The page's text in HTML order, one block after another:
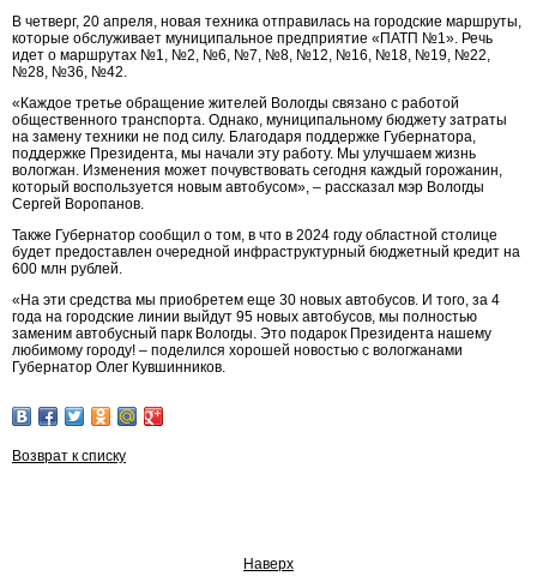
В четверг, 20 апреля, новая техника отправилась на городские маршруты,
которые обслуживает муниципальное предприятие «ПАТП №1». Речь
идет о маршрутах №1, №2, №6, №7, №8, №12, №16, №18, №19, №22,
№28, №36, №42.
«Каждое третье обращение жителей Вологды связано с работой
общественного транспорта. Однако, муниципальному бюджету затраты
на замену техники не под силу. Благодаря поддержке Губернатора,
поддержке Президента, мы начали эту работу. Мы улучшаем жизнь
вологжан. Изменения может почувствовать сегодня каждый горожанин,
который воспользуется новым автобусом», – рассказал мэр Вологды
Сергей Воропанов.
Также Губернатор сообщил о том, в что в 2024 году областной столице
будет предоставлен очередной инфраструктурный бюджетный кредит на
600 млн рублей.
«На эти средства мы приобретем еще 30 новых автобусов. И того, за 4
года на городские линии выйдут 95 новых автобусов, мы полностью
заменим автобусный парк Вологды. Это подарок Президента нашему
любимому городу! – поделился хорошей новостью с вологжанами
Губернатор Олег Кувшинников.
Возврат к списку
Наверх